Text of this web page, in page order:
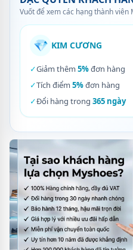
Vuốt để xem các hạng thành viên
💎 KIM CƯƠNG
✓Giảm thêm 5%đơn hàng
✓Tích điểm 5%đơn hàng
✓Đổi hàng trong 365 ngày